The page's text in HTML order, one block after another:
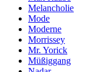
Melancholie
Mode
Moderne
Morrissey
Mr. Yorick
Müßiggang